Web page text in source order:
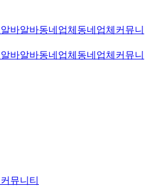
알바알바동네업체 동네업체 커뮤니
알바알바동네업체 동네업체 커뮤니
커뮤니티